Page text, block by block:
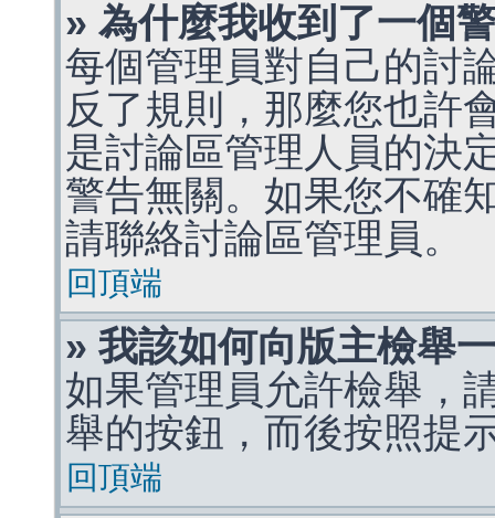
» 為什麼我收到了一個
每個管理員對自己的討
反了規則，那麼您也許
是討論區管理人員的決
警告無關。如果您不確
請聯絡討論區管理員。
回頂端
» 我該如何向版主檢舉
如果管理員允許檢舉，
舉的按鈕，而後按照提
回頂端